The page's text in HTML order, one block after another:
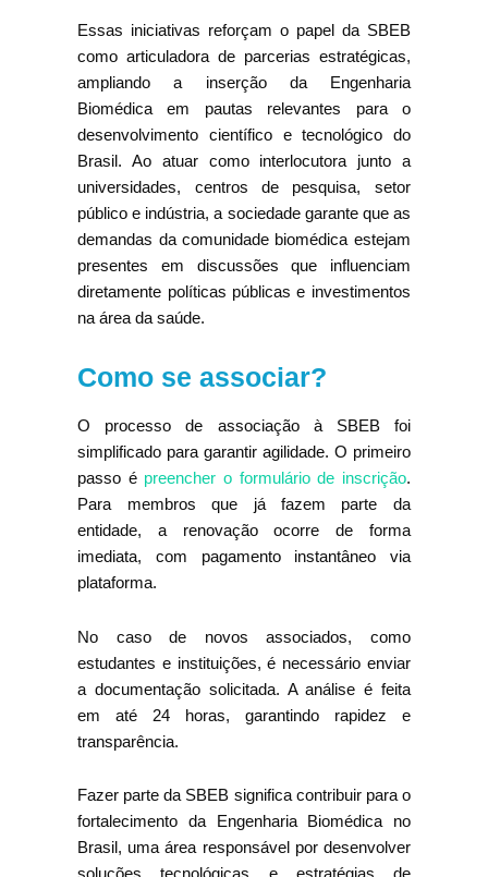
Essas iniciativas reforçam o papel da SBEB
como articuladora de parcerias estratégicas,
ampliando a inserção da Engenharia
Biomédica em pautas relevantes para o
desenvolvimento científico e tecnológico do
Brasil. Ao atuar como interlocutora junto a
universidades, centros de pesquisa, setor
público e indústria, a sociedade garante que as
demandas da comunidade biomédica estejam
presentes em discussões que influenciam
diretamente políticas públicas e investimentos
na área da saúde.
Como se associar?
O processo de associação à SBEB foi
simplificado para garantir agilidade. O primeiro
passo é preencher o formulário de inscrição.
Para membros que já fazem parte da
entidade, a renovação ocorre de forma
imediata, com pagamento instantâneo via
plataforma.
No caso de novos associados, como
estudantes e instituições, é necessário enviar
a documentação solicitada. A análise é feita
em até 24 horas, garantindo rapidez e
transparência.
Fazer parte da SBEB significa contribuir para o
fortalecimento da Engenharia Biomédica no
Brasil, uma área responsável por desenvolver